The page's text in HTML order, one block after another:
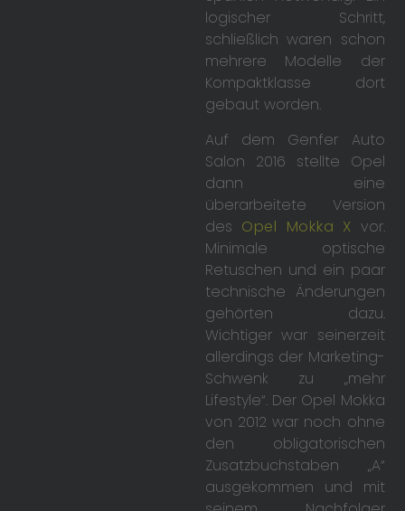
logischer Schritt,
schließlich waren schon
mehrere Modelle der
Kompaktklasse dort
gebaut worden.
Auf dem Genfer Auto
Salon 2016 stellte Opel
dann eine
überarbeitete Version
des Opel Mokka X vor.
Minimale optische
Retuschen und ein paar
technische Änderungen
gehörten dazu.
Wichtiger war seinerzeit
allerdings der Marketing-
Schwenk zu „mehr
Lifestyle“. Der Opel Mokka
von 2012 war noch ohne
den obligatorischen
Zusatzbuchstaben „A“
ausgekommen und mit